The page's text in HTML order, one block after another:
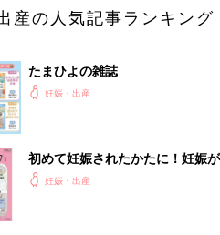
妊娠中に読みたい！3冊の「たまひ